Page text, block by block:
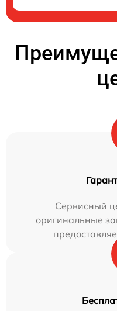
Сервисный
оригинальные